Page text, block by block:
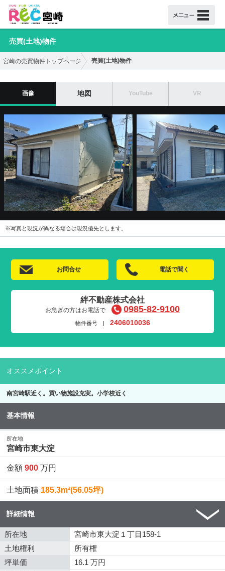
売買(土地)物件
宮崎の売買物件トップページ 売買(土地)物件
画像 地図 YouTube VR
※写真と現況が異なる場合は現況優先とします。
お問合せ 電話で聞く
絆不動産株式会社
お急ぎの方はお電話で 0985-82-9100
物件番号 | 2406010036
オススメポイント
南宮崎駅近く。買い物施設充実。小学校近く
基本情報
所在地
宮崎市東大淀
金額900 万円
土地面積 185.3m²(56.05坪)
詳細情報
所在地
宮崎市東大淀１丁目158-1
土地権利
所有権
坪単価
16.1 万円